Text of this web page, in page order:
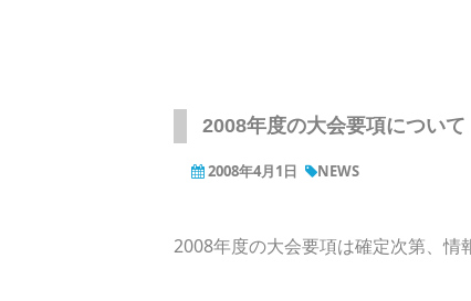
2008年度の大会要項について
2008年4月1日 NEWS
2008年度の大会要項は確定次第、情